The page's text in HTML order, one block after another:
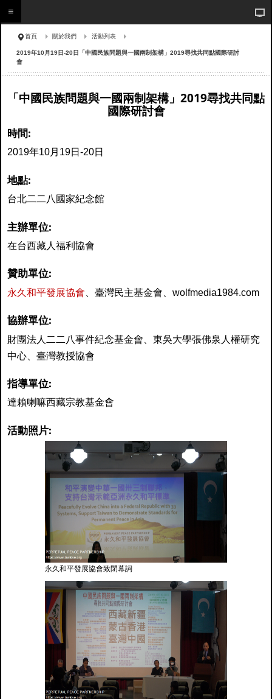
首頁 關於我們 活動列表
2019年10月19日-20日「中國民族問題與一國兩制架構」2019尋找共同點國際研討
會
「中國民族問題與一國兩制架構」2019尋找共同點
國際研討會
時間:
2019年10月19日-20日
地點:
台北二二八國家紀念館
主辦單位:
在台西藏人福利協會
贊助單位:
永久和平發展協會 、臺灣民主基金會、wolfmedia1984.com
協辦單位:
財團法人二二八事件紀念基金會、東吳大學張佛泉人權研究
中心、臺灣教授協會
指導單位:
達賴喇嘛西藏宗教基金會
活動照片:
永久和平發展協會致閉幕詞